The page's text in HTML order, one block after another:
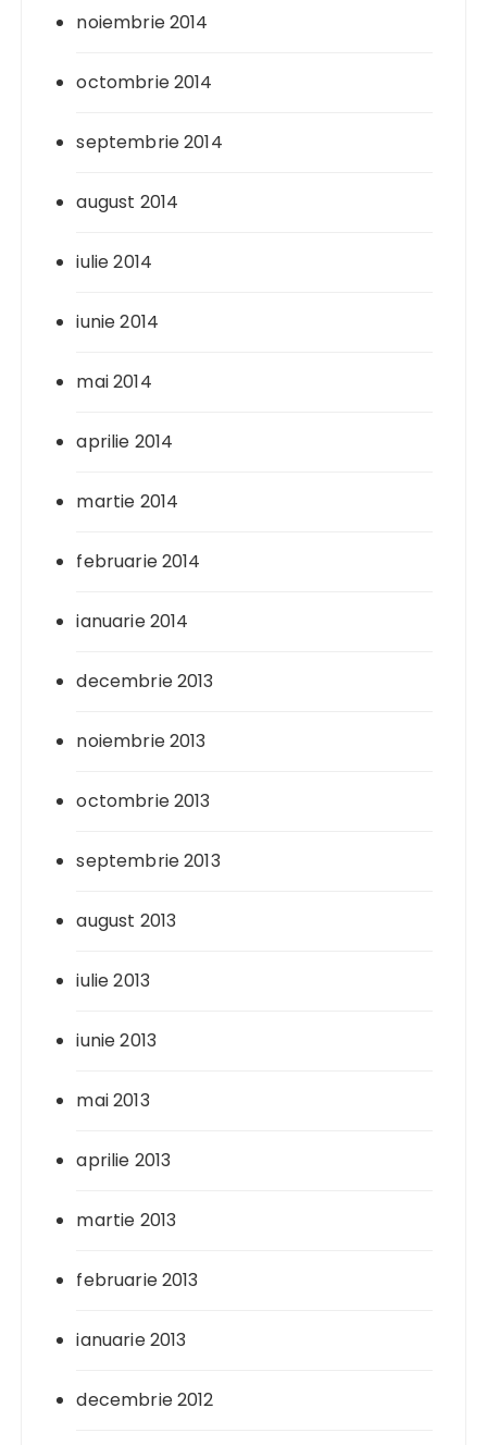
noiembrie 2014
octombrie 2014
septembrie 2014
august 2014
iulie 2014
iunie 2014
mai 2014
aprilie 2014
martie 2014
februarie 2014
ianuarie 2014
decembrie 2013
noiembrie 2013
octombrie 2013
septembrie 2013
august 2013
iulie 2013
iunie 2013
mai 2013
aprilie 2013
martie 2013
februarie 2013
ianuarie 2013
decembrie 2012